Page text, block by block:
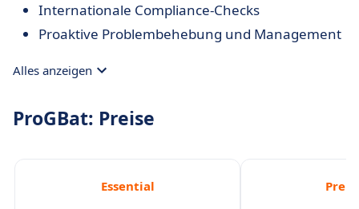
Internationale Compliance-Checks
Proaktive Problembehebung und Management
Alles anzeigen
ProGBat: Preise
Essential